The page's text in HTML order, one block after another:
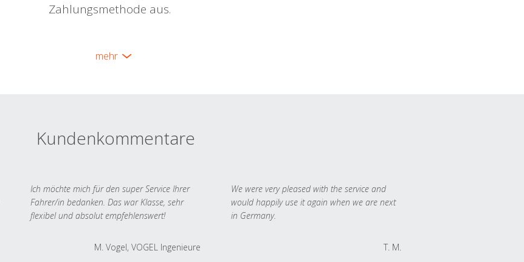
Zahlungsmethode aus.
mehr
Kundenkommentare
Ich möchte mich für den super Service Ihrer
Fahrer/in bedanken. Das war Klasse, sehr
flexibel und absolut empfehlenswert!
M. Vogel, VOGEL Ingenieure
We were very pleased with the service and
would happily use it again when we are next
in Germany.
T. M.